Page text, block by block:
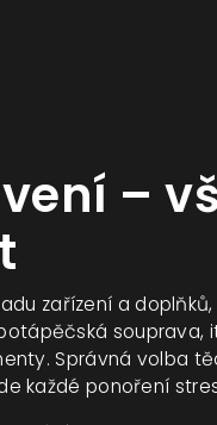
–
zařízení a
souprava,
. Správná volba
každé ponoření